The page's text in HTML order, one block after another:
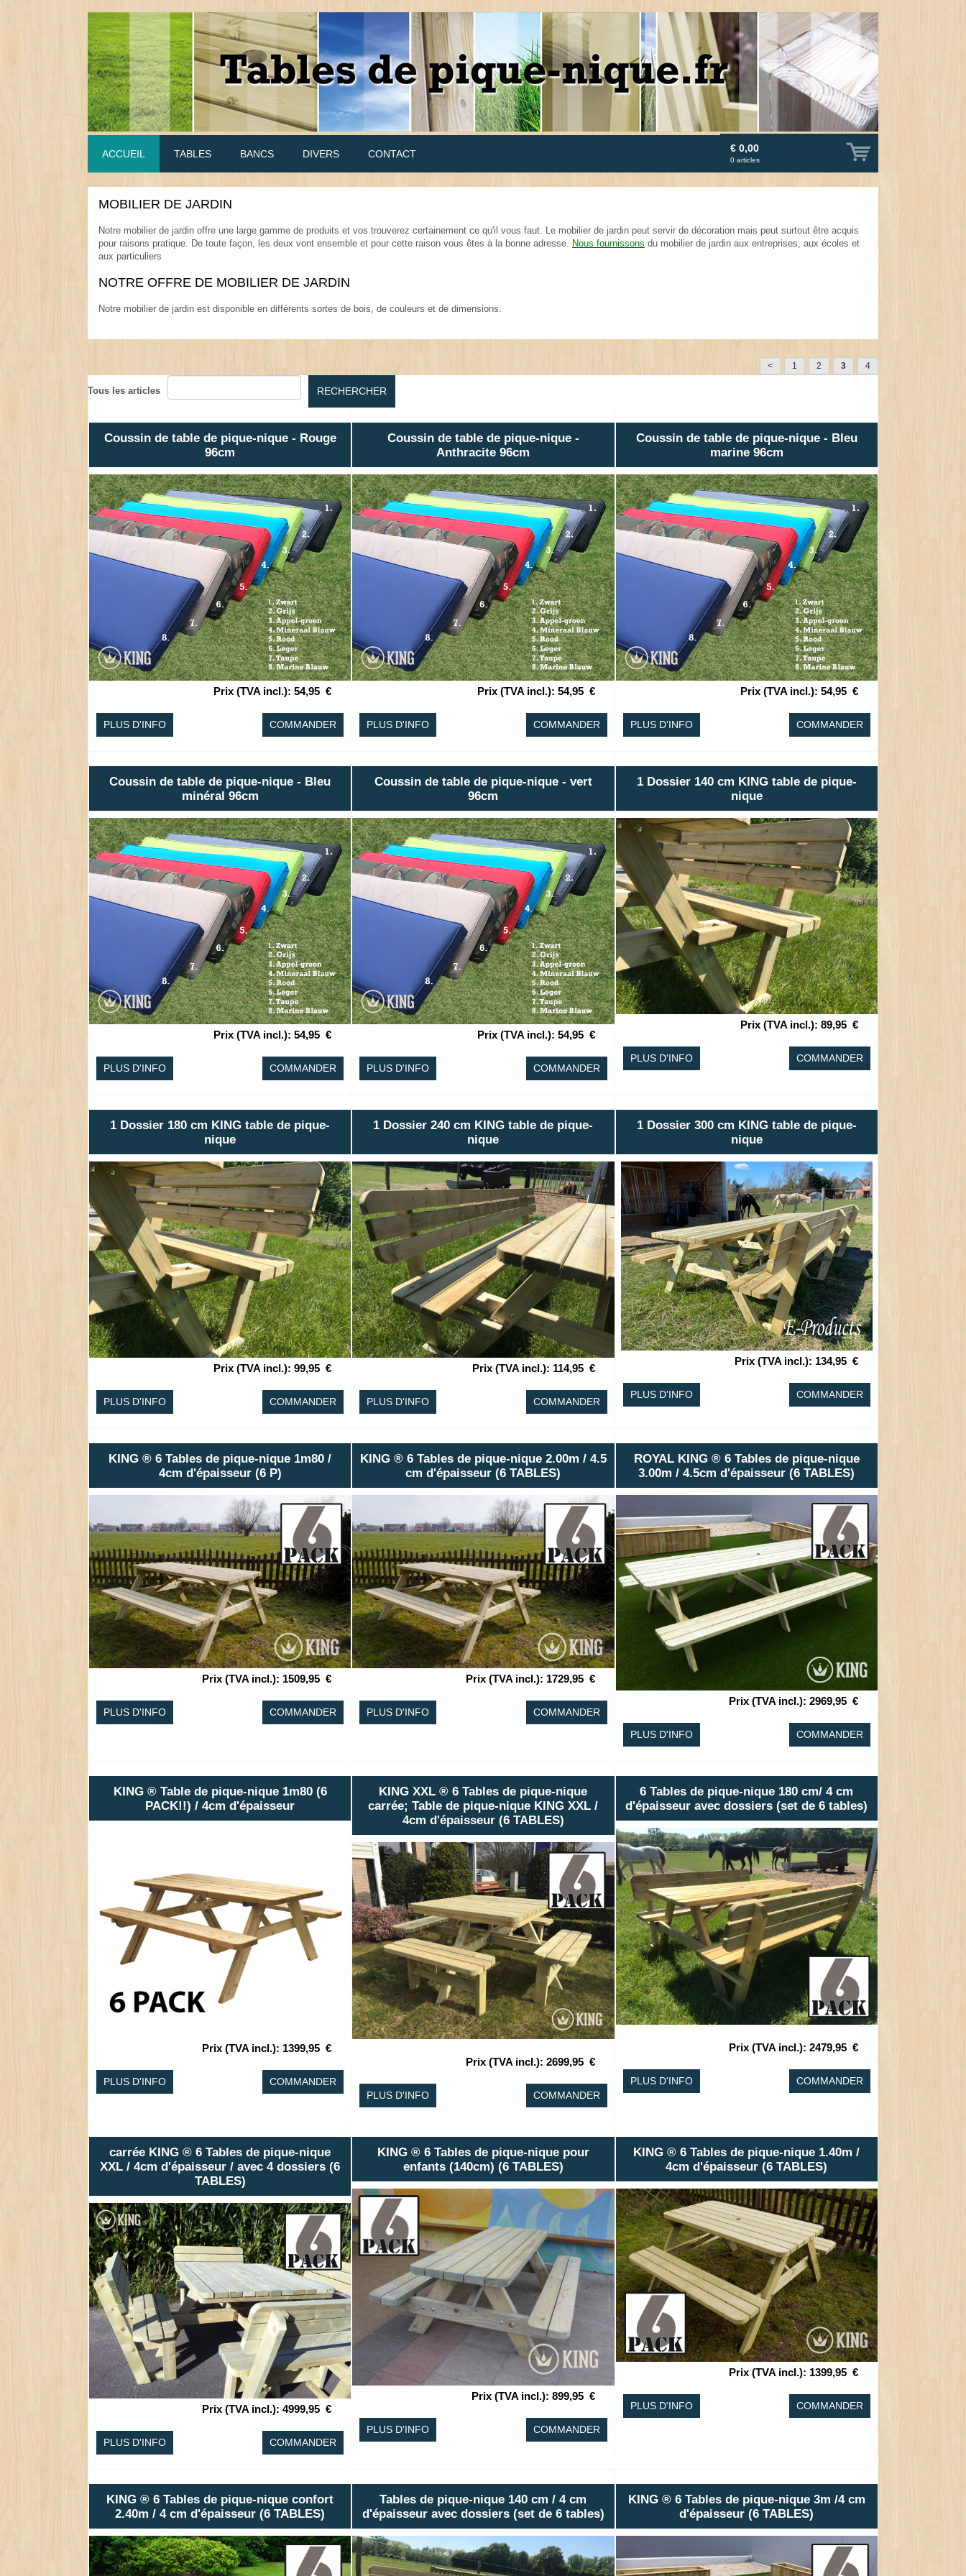
ACCUEIL TABLES BANCS DIVERS CONTACT € 0,00
0 articles
MOBILIER DE JARDIN
Notre mobilier de jardin offre une large gamme de produits et vos trouverez certainement ce qu'il vous faut. Le mobilier de jardin peut servir de décoration mais peut surtout être acquis
pour raisons pratique. De toute façon, les deux vont ensemble et pour cette raison vous êtes à la bonne adresse. Nous fournissons du mobilier de jardin aux entreprises, aux écoles et
aux particuliers
NOTRE OFFRE DE MOBILIER DE JARDIN
Notre mobilier de jardin est disponible en différents sortes de bois, de couleurs et de dimensions.
< 1 2 3 4
Tous les articles RECHERCHER
Coussin de table de pique-nique - Rouge
96cm
Prix (TVA incl.):54,95 €
PLUS D'INFO COMMANDER
Coussin de table de pique-nique -
Anthracite 96cm
Prix (TVA incl.): 54,95 €
PLUS D'INFO COMMANDER
Coussin de table de pique-nique - Bleu
marine 96cm
Prix (TVA incl.): 54,95 €
PLUS D'INFO COMMANDER
Coussin de table de pique-nique - Bleu
minéral 96cm
Prix (TVA incl.):54,95 €
PLUS D'INFO COMMANDER
Coussin de table de pique-nique - vert
96cm
Prix (TVA incl.): 54,95 €
PLUS D'INFO COMMANDER
1 Dossier 140 cm KING table de pique-
nique
Prix (TVA incl.): 89,95 €
PLUS D'INFO COMMANDER
1 Dossier 180 cm KING table de pique-
nique
Prix (TVA incl.):99,95 €
PLUS D'INFO COMMANDER
1 Dossier 240 cm KING table de pique-
nique
Prix (TVA incl.): 114,95 €
PLUS D'INFO COMMANDER
1 Dossier 300 cm KING table de pique-
nique
Prix (TVA incl.): 134,95 €
PLUS D'INFO COMMANDER
KING ® 6 Tables de pique-nique 1m80 /
4cm d'épaisseur (6 P)
Prix (TVA incl.): 1509,95 €
PLUS D'INFO COMMANDER
KING ® 6 Tables de pique-nique 2.00m / 4.5
cm d'épaisseur (6 TABLES)
Prix (TVA incl.): 1729,95 €
PLUS D'INFO COMMANDER
ROYAL KING ® 6 Tables de pique-nique
3.00m / 4.5cm d'épaisseur (6 TABLES)
Prix (TVA incl.): 2969,95 €
PLUS D'INFO COMMANDER
KING ® Table de pique-nique 1m80 (6
PACK!!) / 4cm d'épaisseur
Prix (TVA incl.): 1399,95 €
PLUS D'INFO COMMANDER
KING XXL ® 6 Tables de pique-nique
carrée; Table de pique-nique KING XXL /
4cm d'épaisseur (6 TABLES)
Prix (TVA incl.): 2699,95 €
PLUS D'INFO COMMANDER
6 Tables de pique-nique 180 cm/ 4 cm
d'épaisseur avec dossiers (set de 6 tables)
Prix (TVA incl.): 2479,95 €
PLUS D'INFO COMMANDER
carrée KING ® 6 Tables de pique-nique
XXL / 4cm d'épaisseur / avec 4 dossiers (6
TABLES)
Prix (TVA incl.):4999,95 €
PLUS D'INFO COMMANDER
KING ® 6 Tables de pique-nique pour
enfants (140cm) (6 TABLES)
Prix (TVA incl.): 899,95 €
PLUS D'INFO COMMANDER
KING ® 6 Tables de pique-nique 1.40m /
4cm d'épaisseur (6 TABLES)
Prix (TVA incl.): 1399,95 €
PLUS D'INFO COMMANDER
KING ® 6 Tables de pique-nique confort
2.40m / 4 cm d'épaisseur (6 TABLES)
Tables de pique-nique 140 cm / 4 cm
d'épaisseur avec dossiers (set de 6 tables)
KING ® 6 Tables de pique-nique 3m /4 cm
d'épaisseur (6 TABLES)